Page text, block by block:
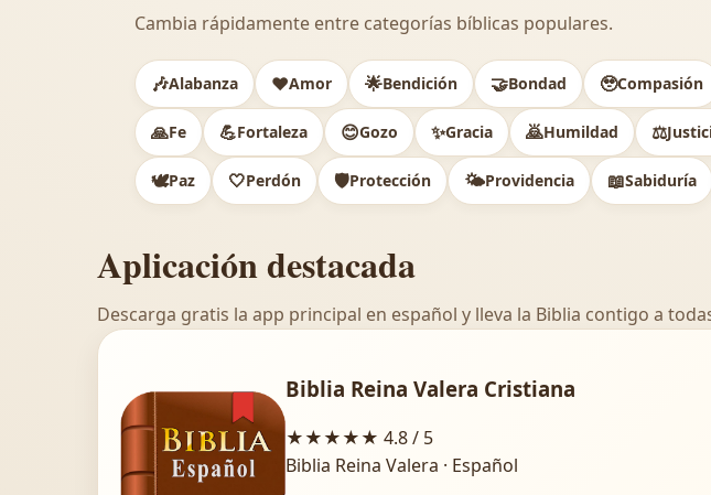
Cambia rápidamente entre categorías bíblicas populares.
🎶Alabanza ❤️Amor 🌟Bendición 🤝Bondad 🥹Compasión
🙏Fe 💪Fortaleza 😊Gozo ✨Gracia 🙇Humildad ⚖️
🕊️Paz 🤍Perdón 🛡️Protección 🌤️Providencia 📖Sabiduría
Aplicación destacada
Descarga gratis la app principal en español y lleva la Biblia contigo a
Biblia Reina Valera Cristiana
★★★★★ 4.8 / 5
Biblia Reina Valera · Español